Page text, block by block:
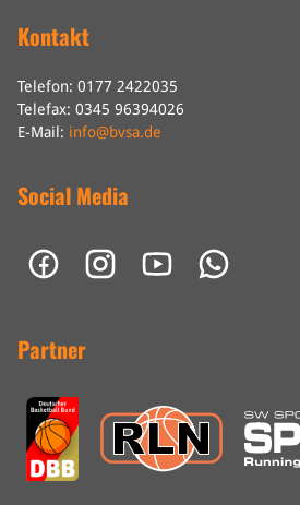
Kontakt
Telefon: 0177 2422035
Telefax: 0345 96394026
E-Mail: info@bvsa.de
Social Media
Partner